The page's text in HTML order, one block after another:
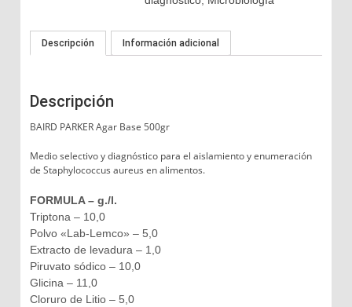
Descripción Información adicional
Descripción
BAIRD PARKER Agar Base 500gr
Medio selectivo y diagnóstico para el aislamiento y enumeración
de Staphylococcus aureus en alimentos.
FORMULA – g./l.
Triptona – 10,0
Polvo «Lab-Lemco» – 5,0
Extracto de levadura – 1,0
Piruvato sódico – 10,0
Glicina – 11,0
Cloruro de Litio – 5,0